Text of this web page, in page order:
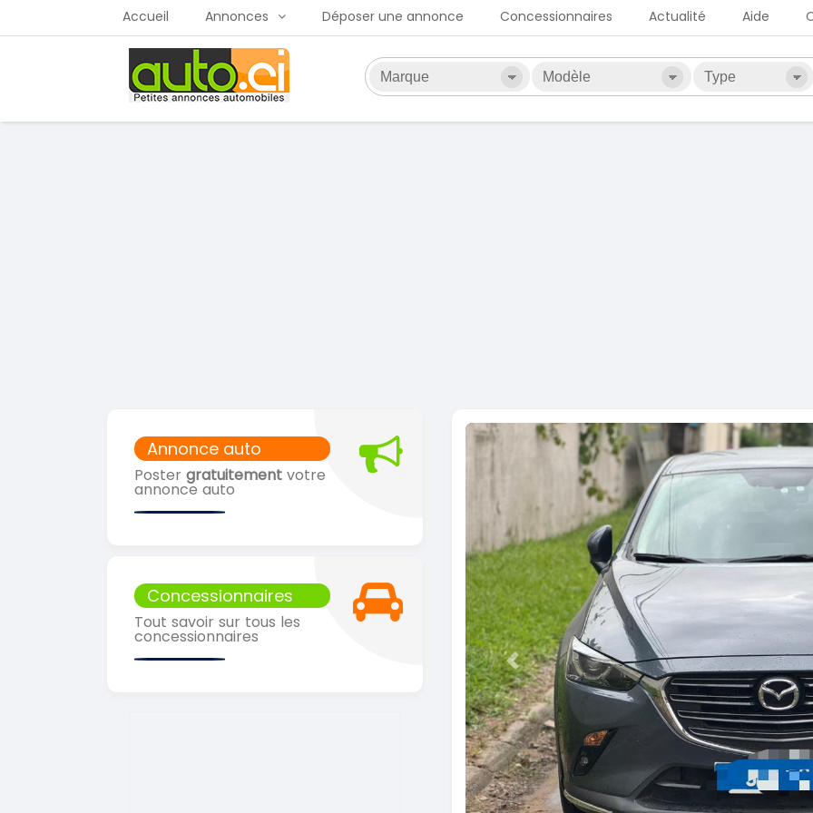
Accueil Annonces Déposer une annonce Concessionnaires Actualité Aide
Annonce auto
Poster gratuitement votre
annonce auto
Concessionnaires
Tout savoir sur tous les
concessionnaires
Previous